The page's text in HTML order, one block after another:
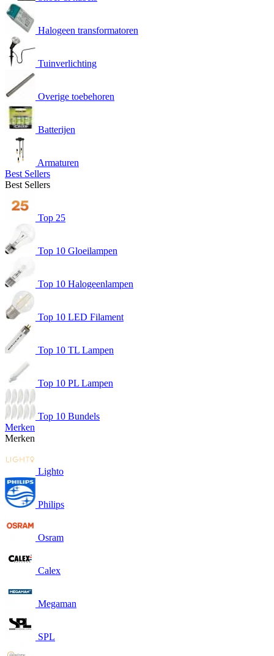
Halogeen transformatoren
Tuinverlichting
Overige toebehoren
Batterijen
Armaturen
Best Sellers
Best Sellers
Top 25
Top 10 Gloeilampen
Top 10 Halogeenlampen
Top 10 LED Filament
Top 10 TL Lampen
Top 10 PL Lampen
Top 10 Bundels
Merken
Merken
Lighto
Philips
Osram
Calex
Megaman
SPL